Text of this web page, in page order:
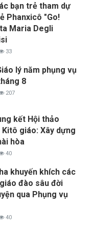
bạn trẻ tham dự
Phanxicô "Go!
Maria Degli
33
lý năm phụng vụ
8
207
kết Hội thảo
giáo: Xây dựng
hòa
40
khuyến khích các
đào sâu đời
qua Phụng vụ
40